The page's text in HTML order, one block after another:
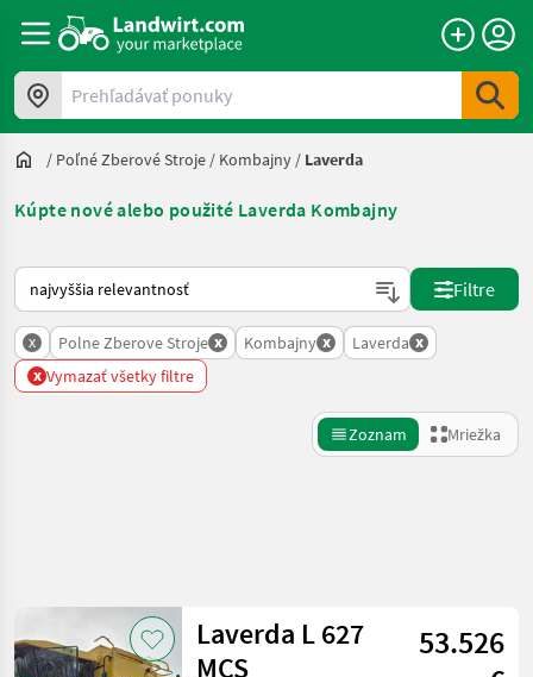
Prehľadávať ponuky
/ Poľné Zberové Stroje / Kombajny / Laverda
Kúpte nové alebo použité Laverda Kombajny
Takto sa vykonáva triedenie na Landwirt.com
Filtre
x Polne Zberove Stroje x Kombajny x Laverda x
x Vymazať všetky filtre
Zoznam Mriežka
Kategória 4 Krajina Filtre
Laverda L 627
MCS
53.526